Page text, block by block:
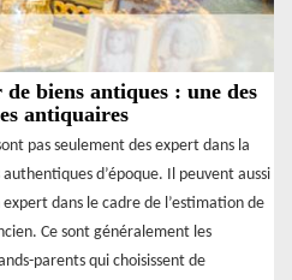
biens antiques : une des
antiquaires
pas seulement des expert dans la
d’époque. Il peuvent aussi
dans le cadre de l’estimation de
Ce sont généralement les
parents qui choisissent de